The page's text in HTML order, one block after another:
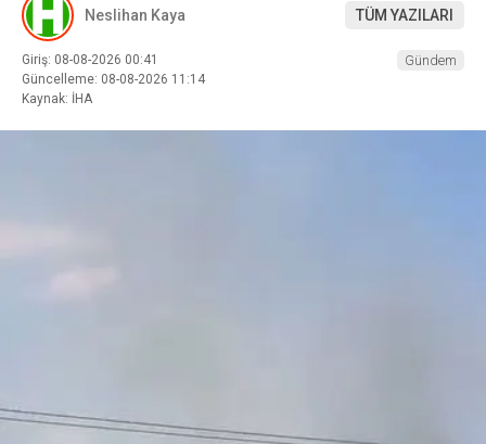
Neslihan Kaya TÜM YAZILARI
Giriş: 08-08-2026 00:41
Güncelleme: 08-08-2026 11:14
Kaynak: İHA
Gündem